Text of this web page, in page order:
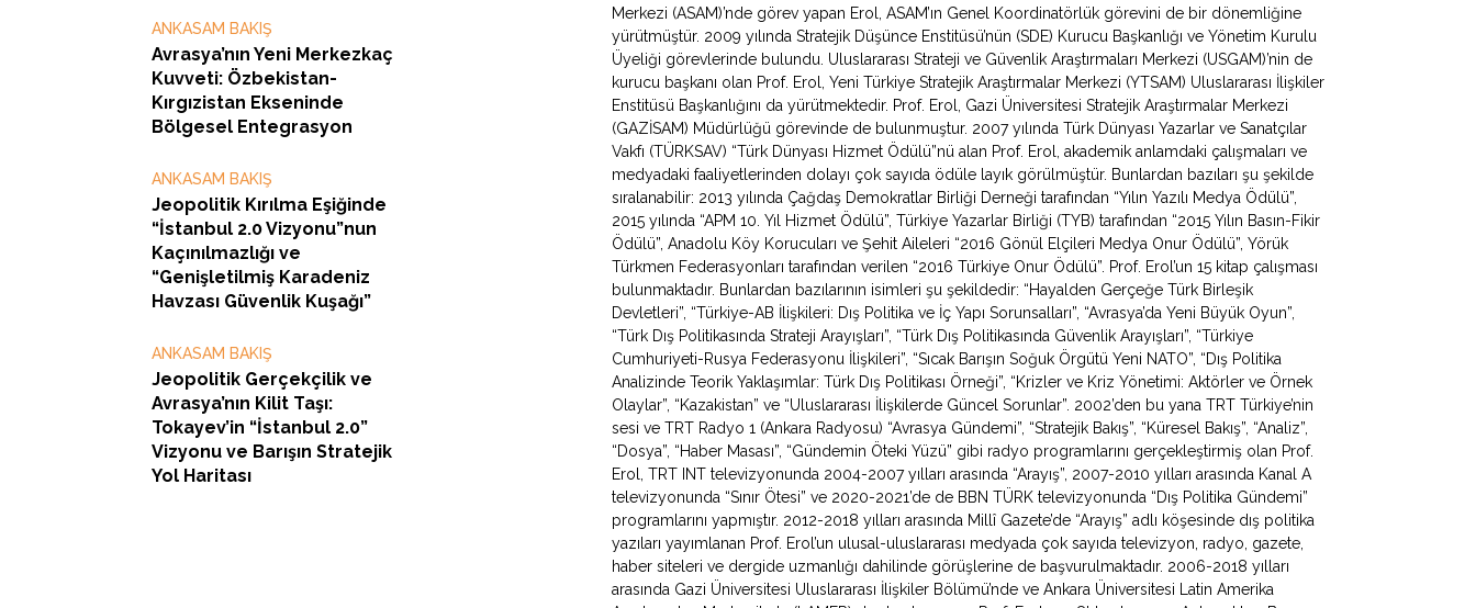
ANKASAM BAKIŞ
Avrasya’nın Yeni Merkezkaç
Kuvveti: Özbekistan-
Kırgızistan Ekseninde
Bölgesel Entegrasyon
ANKASAM BAKIŞ
Jeopolitik Kırılma Eşiğinde
“İstanbul 2.0 Vizyonu”nun
Kaçınılmazlığı ve
“Genişletilmiş Karadeniz
Havzası Güvenlik Kuşağı”
ANKASAM BAKIŞ
Jeopolitik Gerçekçilik ve
Avrasya’nın Kilit Taşı:
Tokayev’in “İstanbul 2.0”
Vizyonu ve Barışın Stratejik
Yol Haritası
Merkezi (ASAM)’nde görev yapan Erol, ASAM’ın Genel Koordinatörlük görevini de bir dönemliğine
yürütmüştür. 2009 yılında Stratejik Düşünce Enstitüsü’nün (SDE) Kurucu Başkanlığı ve Yönetim Kurulu
Üyeliği görevlerinde bulundu. Uluslararası Strateji ve Güvenlik Araştırmaları Merkezi (USGAM)’nin de
kurucu başkanı olan Prof. Erol, Yeni Türkiye Stratejik Araştırmalar Merkezi (YTSAM) Uluslararası İlişkiler
Enstitüsü Başkanlığını da yürütmektedir. Prof. Erol, Gazi Üniversitesi Stratejik Araştırmalar Merkezi
(GAZİSAM) Müdürlüğü görevinde de bulunmuştur. 2007 yılında Türk Dünyası Yazarlar ve Sanatçılar
Vakfı (TÜRKSAV) “Türk Dünyası Hizmet Ödülü”nü alan Prof. Erol, akademik anlamdaki çalışmaları ve
medyadaki faaliyetlerinden dolayı çok sayıda ödüle layık görülmüştür. Bunlardan bazıları şu şekilde
sıralanabilir: 2013 yılında Çağdaş Demokratlar Birliği Derneği tarafından “Yılın Yazılı Medya Ödülü”,
2015 yılında “APM 10. Yıl Hizmet Ödülü”, Türkiye Yazarlar Birliği (TYB) tarafından “2015 Yılın Basın-Fikir
Ödülü”, Anadolu Köy Korucuları ve Şehit Aileleri “2016 Gönül Elçileri Medya Onur Ödülü”, Yörük
Türkmen Federasyonları tarafından verilen “2016 Türkiye Onur Ödülü”. Prof. Erol’un 15 kitap çalışması
bulunmaktadır. Bunlardan bazılarının isimleri şu şekildedir: “Hayalden Gerçeğe Türk Birleşik
Devletleri”, “Türkiye-AB İlişkileri: Dış Politika ve İç Yapı Sorunsalları”, “Avrasya’da Yeni Büyük Oyun”,
“Türk Dış Politikasında Strateji Arayışları”, “Türk Dış Politikasında Güvenlik Arayışları”, “Türkiye
Cumhuriyeti-Rusya Federasyonu İlişkileri”, “Sıcak Barışın Soğuk Örgütü Yeni NATO”, “Dış Politika
Analizinde Teorik Yaklaşımlar: Türk Dış Politikası Örneği”, “Krizler ve Kriz Yönetimi: Aktörler ve Örnek
Olaylar”, “Kazakistan” ve “Uluslararası İlişkilerde Güncel Sorunlar”. 2002’den bu yana TRT Türkiye’nin
sesi ve TRT Radyo 1 (Ankara Radyosu) “Avrasya Gündemi”, “Stratejik Bakış”, “Küresel Bakış”, “Analiz”,
“Dosya”, “Haber Masası”, “Gündemin Öteki Yüzü” gibi radyo programlarını gerçekleştirmiş olan Prof.
Erol, TRT INT televizyonunda 2004-2007 yılları arasında “Arayış”, 2007-2010 yılları arasında Kanal A
televizyonunda “Sınır Ötesi” ve 2020-2021’de de BBN TÜRK televizyonunda “Dış Politika Gündemi”
programlarını yapmıştır. 2012-2018 yılları arasında Millî Gazete’de “Arayış” adlı köşesinde dış politika
yazıları yayımlanan Prof. Erol’un ulusal-uluslararası medyada çok sayıda televizyon, radyo, gazete,
haber siteleri ve dergide uzmanlığı dahilinde görüşlerine de başvurulmaktadır. 2006-2018 yılları
arasında Gazi Üniversitesi Uluslararası İlişkiler Bölümü’nde ve Ankara Üniversitesi Latin Amerika